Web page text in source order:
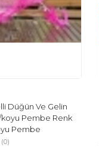
Düğün Ve Gelin
koyu Pembe Renk
Pembe
(0)